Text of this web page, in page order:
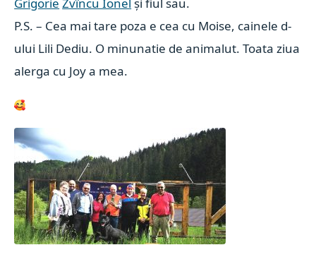
P.S. – Cea mai tare poza e cea cu Moise, cainele d-
ului Lili Dediu. O minunatie de animalut. Toata ziua
alerga cu Joy a mea.